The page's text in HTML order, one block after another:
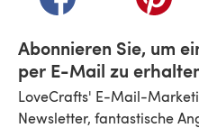
Abonnieren Sie, um
per E-Mail zu
LoveCrafts' E-Mail-
Newsletter, fantastische